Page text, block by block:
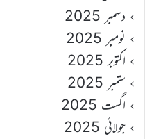
دسمبر 2025
نومبر 2025
اکتوبر 2025
ستمبر 2025
اگست 2025
جولائی 2025